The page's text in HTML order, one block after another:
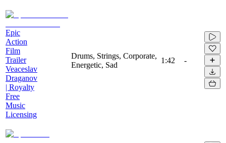
Epic
Action
Film
Trailer
Veaceslav
Draganov
| Royalty
Free
Music
Licensing
Drums, Strings, Corporate,
Energetic, Sad
1:42 -